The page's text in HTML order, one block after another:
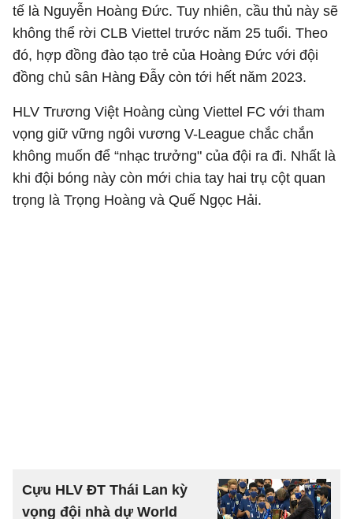
tế là Nguyễn Hoàng Đức. Tuy nhiên, cầu thủ này sẽ
không thể rời CLB Viettel trước năm 25 tuổi. Theo
đó, hợp đồng đào tạo trẻ của Hoàng Đức với đội
đồng chủ sân Hàng Đẫy còn tới hết năm 2023.
HLV Trương Việt Hoàng cùng Viettel FC với tham
vọng giữ vững ngôi vương V-League chắc chắn
không muốn để “nhạc trưởng" của đội ra đi. Nhất là
khi đội bóng này còn mới chia tay hai trụ cột quan
trọng là Trọng Hoàng và Quế Ngọc Hải.
Cựu HLV ĐT Thái Lan kỳ
vọng đội nhà dự World